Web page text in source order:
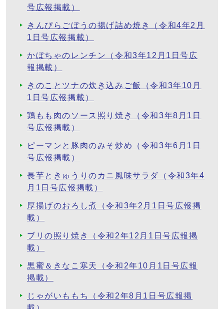
号広報掲載）
きんぴらごぼうの揚げ詰め焼き（令和4年2月
1日号広報掲載）
かぼちゃのレンチン（令和3年12月1日号広
報掲載）
きのことツナの炊き込みご飯（令和3年10月
1日号広報掲載）
鶏もも肉のソース照り焼き（令和3年8月1日
号広報掲載）
ピーマンと豚肉のみそ炒め（令和3年6月1日
号広報掲載）
長芋ときゅうりのカニ風味サラダ（令和3年4
月1日号広報掲載）
厚揚げのおろし煮（令和3年2月1日号広報掲
載）
ブリの照り焼き（令和2年12月1日号広報掲
載）
黒蜜＆きなこ寒天（令和2年10月1日号広報
掲載）
じゃがいももち（令和2年8月1日号広報掲